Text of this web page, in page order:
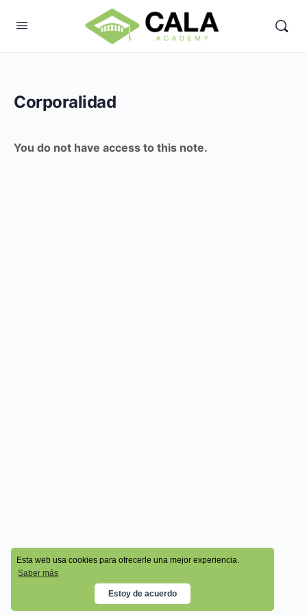
Esta web usa cookies para ofrecerle una mejor experiencia.
Saber más
Estoy de acuerdo
Corporalidad
You do not have access to this note.
© 2026 - Cala Academy